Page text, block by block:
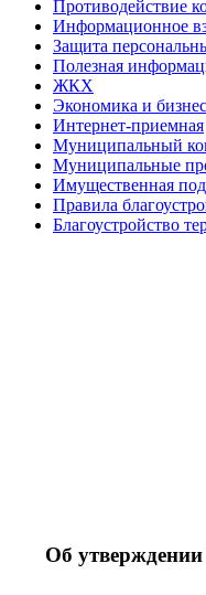
Противодействие
Информационное
Защита
Полезная
ЖКХ
Экономика и бизнес
Интернет-приемная
Муниципальный
Муниципальные
Имущественная
Правила
Благоустройство
Об утверждении